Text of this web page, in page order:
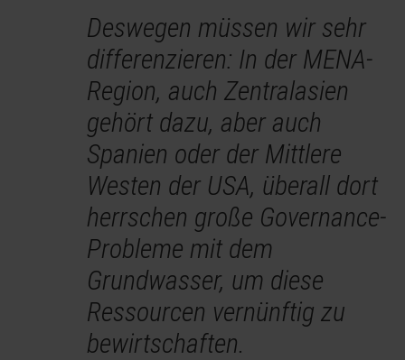
Deswegen müssen wir sehr
differenzieren: In der MENA-
Region, auch Zentralasien
gehört dazu, aber auch
Spanien oder der Mittlere
Westen der USA, überall dort
herrschen große Governance-
Probleme mit dem
Grundwasser, um diese
Ressourcen vernünftig zu
bewirtschaften.